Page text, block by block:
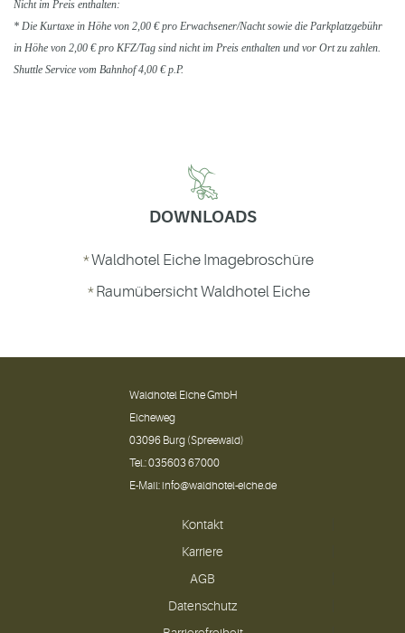
Nicht im Preis enthalten:
* Die Kurtaxe in Höhe von 2,00 € pro Erwachsener/Nacht sowie die Parkplatzgebühr
in Höhe von 2,00 € pro KFZ/Tag sind nicht im Preis enthalten und vor Ort zu zahlen.
Shuttle Service vom Bahnhof 4,00 € p.P.
DOWNLOADS
Waldhotel Eiche Imagebroschüre
Raumübersicht Waldhotel Eiche
Waldhotel Eiche GmbH
Eicheweg
03096 Burg (Spreewald)
Tel.:035603 67000
E-Mail:info@waldhotel-eiche.de
Kontakt
Karriere
AGB
Datenschutz